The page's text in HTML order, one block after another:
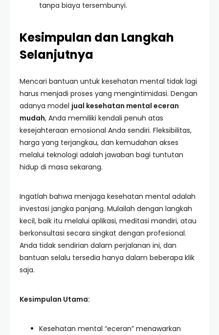
tanpa biaya tersembunyi.
Kesimpulan dan Langkah
Selanjutnya
Mencari bantuan untuk kesehatan mental tidak lagi
harus menjadi proses yang mengintimidasi. Dengan
adanya model jual kesehatan mental eceran
mudah, Anda memiliki kendali penuh atas
kesejahteraan emosional Anda sendiri. Fleksibilitas,
harga yang terjangkau, dan kemudahan akses
melalui teknologi adalah jawaban bagi tuntutan
hidup di masa sekarang.
Ingatlah bahwa menjaga kesehatan mental adalah
investasi jangka panjang. Mulailah dengan langkah
kecil, baik itu melalui aplikasi, meditasi mandiri, atau
berkonsultasi secara singkat dengan profesional.
Anda tidak sendirian dalam perjalanan ini, dan
bantuan selalu tersedia hanya dalam beberapa klik
saja.
Kesimpulan Utama:
Kesehatan mental “eceran” menawarkan